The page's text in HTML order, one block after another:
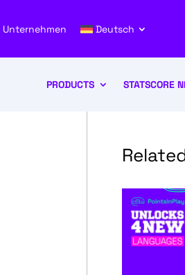
Unternehmen Deutsch
PRODUCTS STATSCORE